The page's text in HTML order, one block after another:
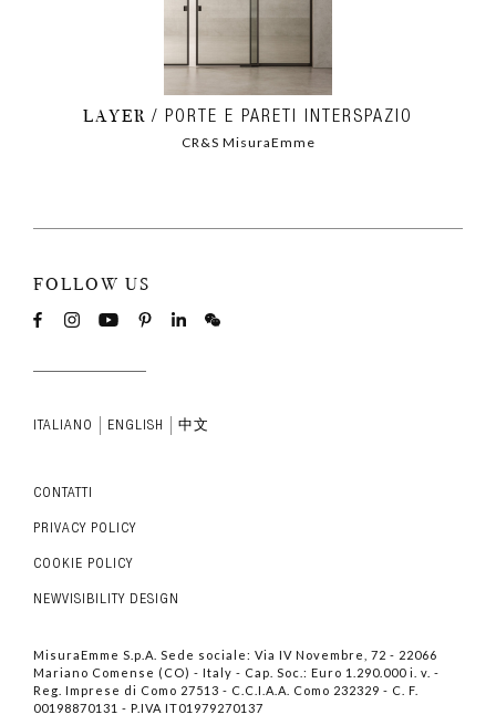
LAYER PORTE E PARETI INTERSPAZIO
CR&S MisuraEmme
FOLLOW US
ITALIANO ENGLISH 中文
CONTATTI
PRIVACY POLICY
COOKIE POLICY
NEWVISIBILITY DESIGN
MisuraEmme S.p.A. Sede sociale: Via IV Novembre, 72 - 22066
Mariano Comense (CO) - Italy - Cap. Soc.: Euro 1.290.000 i. v. -
Reg. Imprese di Como 27513 - C.C.I.A.A. Como 232329 - C. F.
00198870131 - P.IVA IT01979270137